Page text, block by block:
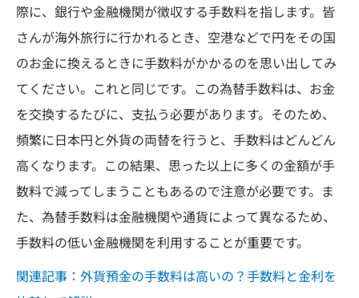
際に、銀行や金融機関が徴収する手数料を指します。皆
さんが海外旅行に行かれるとき、空港などで円をその国
のお金に換えるときに手数料がかかるのを思い出してみ
てください。これと同じです。この為替手数料は、お金
を交換するたびに、支払う必要があります。そのため、
頻繁に日本円と外貨の両替を行うと、手数料はどんどん
高くなります。この結果、思った以上に多くの金額が手
数料で減ってしまうこともあるので注意が必要です。ま
た、為替手数料は金融機関や通貨によって異なるため、
手数料の低い金融機関を利用することが重要です。
関連記事：外貨預金の手数料は高いの？手数料と金利を